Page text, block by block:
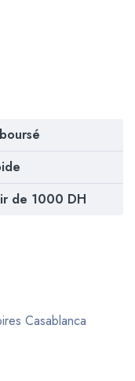
de 1000 DH
Casablanca